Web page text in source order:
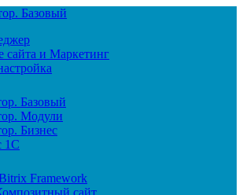
Базовый
и Маркетинг
Базовый
Модули
Бизнес
1С
Framework
сайт